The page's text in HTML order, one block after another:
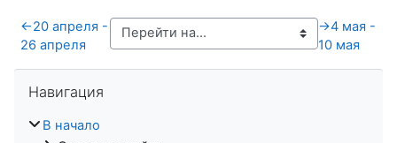
←20 апреля -
26 апреля
→4 мая -
10 мая
Навигация
В начало